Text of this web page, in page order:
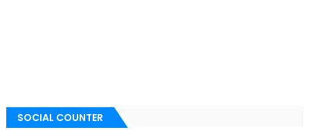
SOCIAL COUNTER